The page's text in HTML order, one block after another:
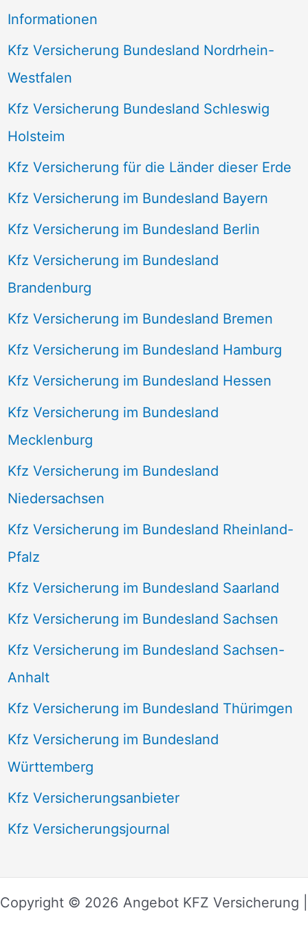
Informationen
Kfz Versicherung Bundesland Nordrhein-
Westfalen
Kfz Versicherung Bundesland Schleswig
Holsteim
Kfz Versicherung für die Länder dieser Erde
Kfz Versicherung im Bundesland Bayern
Kfz Versicherung im Bundesland Berlin
Kfz Versicherung im Bundesland
Brandenburg
Kfz Versicherung im Bundesland Bremen
Kfz Versicherung im Bundesland Hamburg
Kfz Versicherung im Bundesland Hessen
Kfz Versicherung im Bundesland
Mecklenburg
Kfz Versicherung im Bundesland
Niedersachsen
Kfz Versicherung im Bundesland Rheinland-
Pfalz
Kfz Versicherung im Bundesland Saarland
Kfz Versicherung im Bundesland Sachsen
Kfz Versicherung im Bundesland Sachsen-
Anhalt
Kfz Versicherung im Bundesland Thürimgen
Kfz Versicherung im Bundesland
Württemberg
Kfz Versicherungsanbieter
Kfz Versicherungsjournal
Copyright © 2026 Angebot KFZ Versicherung |